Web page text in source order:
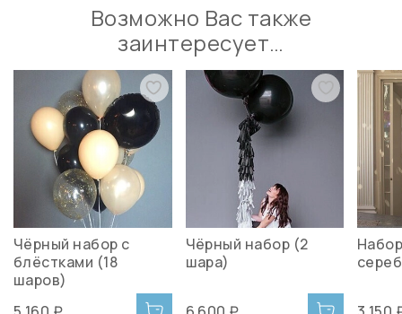
Возможно Вас также
заинтересует…
Чёрный набор с
блёстками (18
шаров)
Чёрный набор (2
шара)